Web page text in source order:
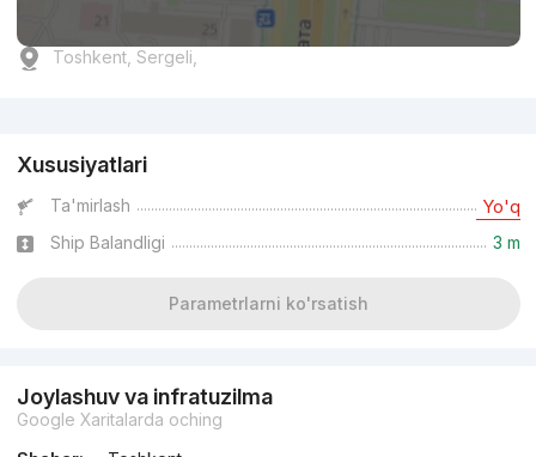
Toshkent, Sergeli,
Xususiyatlari
Ta'mirlash Yo'q
Ship Balandligi 3 m
Parametrlarni ko'rsatish
Joylashuv va infratuzilma
Google Xaritalarda oching